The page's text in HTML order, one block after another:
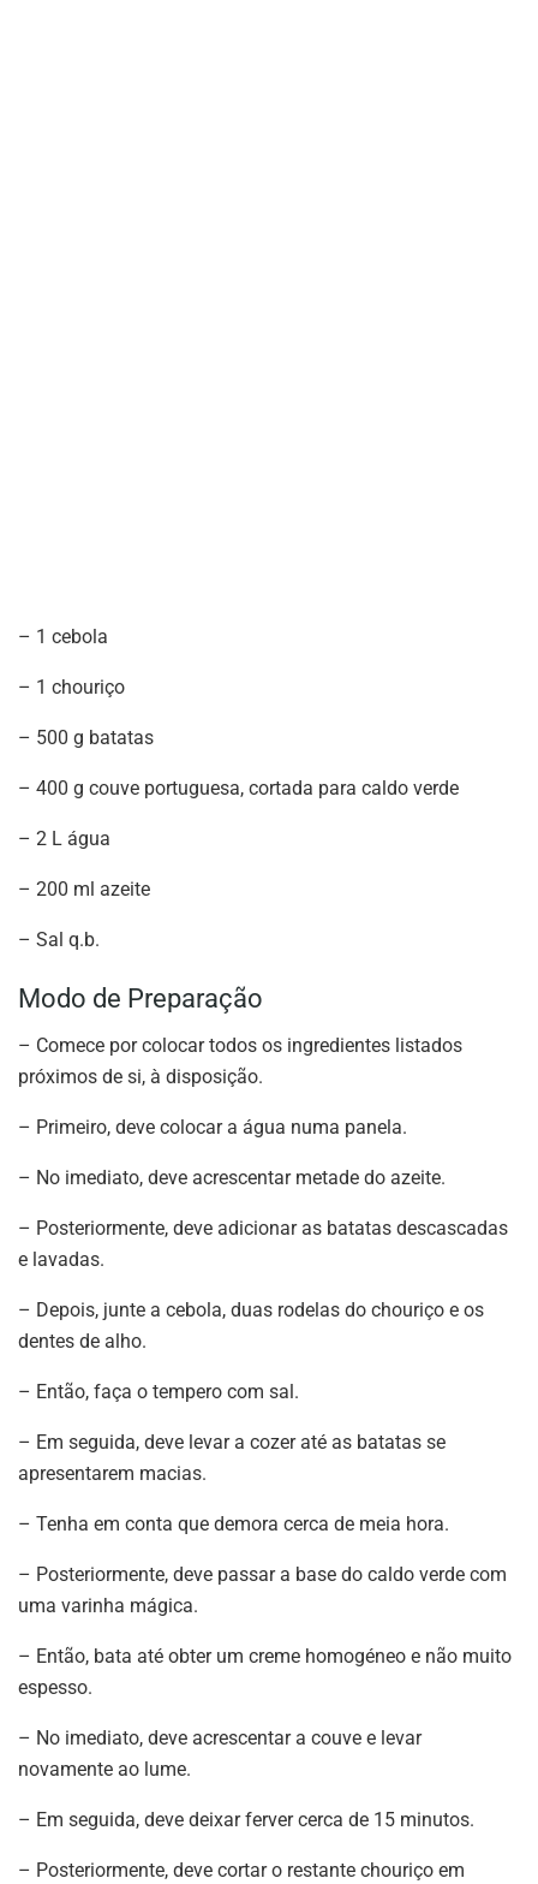
– 1 cebola
– 1 chouriço
– 500 g batatas
– 400 g couve portuguesa, cortada para caldo verde
– 2 L água
– 200 ml azeite
– Sal q.b.
Modo de Preparação
– Comece por colocar todos os ingredientes listados
próximos de si, à disposição.
– Primeiro, deve colocar a água numa panela.
– No imediato, deve acrescentar metade do azeite.
– Posteriormente, deve adicionar as batatas descascadas
e lavadas.
– Depois, junte a cebola, duas rodelas do chouriço e os
dentes de alho.
– Então, faça o tempero com sal.
– Em seguida, deve levar a cozer até as batatas se
apresentarem macias.
– Tenha em conta que demora cerca de meia hora.
– Posteriormente, deve passar a base do caldo verde com
uma varinha mágica.
– Então, bata até obter um creme homogéneo e não muito
espesso.
– No imediato, deve acrescentar a couve e levar
novamente ao lume.
– Em seguida, deve deixar ferver cerca de 15 minutos.
– Posteriormente, deve cortar o restante chouriço em